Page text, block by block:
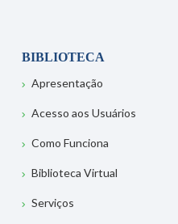
BIBLIOTECA
Apresentação
Acesso aos Usuários
Como Funciona
Biblioteca Virtual
Serviços